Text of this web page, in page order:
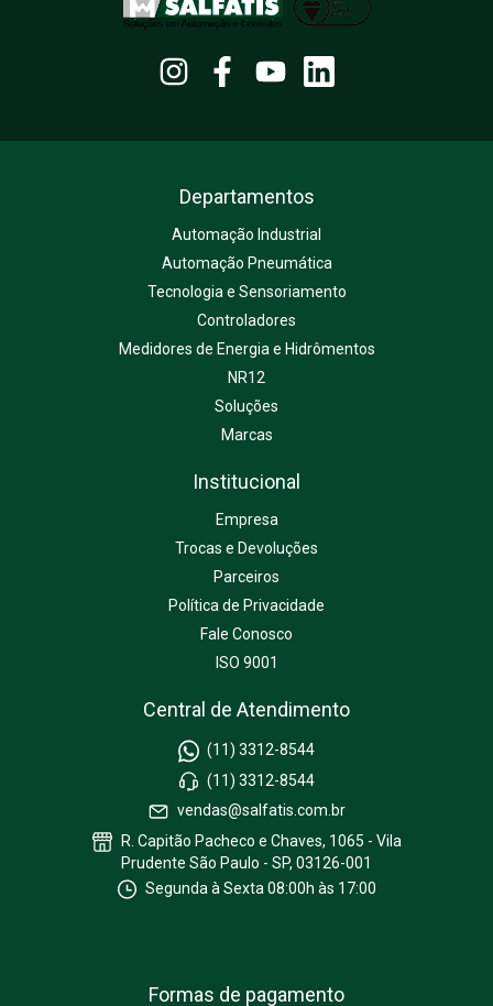
Departamentos
Automação Industrial
Automação Pneumática
Tecnologia e Sensoriamento
Controladores
Medidores de Energia e Hidrômentos
NR12
Soluções
Marcas
Institucional
Empresa
Trocas e Devoluções
Parceiros
Política de Privacidade
Fale Conosco
ISO 9001
Central de Atendimento
(11) 3312-8544
(11) 3312-8544
vendas@salfatis.com.br
R. Capitão Pacheco e Chaves, 1065 - Vila
Prudente São Paulo - SP, 03126-001
Segunda à Sexta 08:00h às 17:00
Formas de pagamento